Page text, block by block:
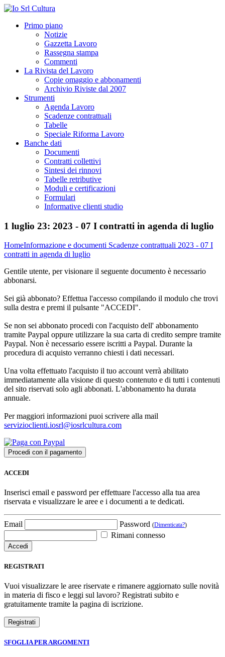
Primo piano
Notizie
Gazzetta Lavoro
Rassegna stampa
Commenti
La Rivista del Lavoro
Copie omaggio e abbonamenti
Archivio Riviste dal 2007
Strumenti
Agenda Lavoro
Scadenze contrattuali
Tabelle
Speciale Riforma Lavoro
Banche dati
Documenti
Contratti collettivi
Sintesi dei rinnovi
Tabelle retributive
Moduli e certificazioni
Formulari
Informative clienti studio
1 luglio 23: 2023 - 07 I contratti in agenda di luglio
HomeInformazione e documenti Scadenze contrattuali 2023 - 07 I
contratti in agenda di luglio
Gentile utente, per visionare il seguente documento è necessario
abbonarsi.
Sei già abbonato? Effettua l'accesso compilando il modulo che trovi
sulla destra e premi il pulsante "ACCEDI".
Se non sei abbonato procedi con l'acquisto dell' abbonamento
tramite Paypal oppure utilizzare la sua carta di credito sempre tramite
Paypal. Non è necessario essere iscritti a Paypal. Durante la
procedura di acquisto verranno chiesti i dati necessari.
Una volta effettuato l'acquisto il tuo account verrà abilitato
immediatamente alla visione di questo contenuto e di tutti i contenuti
del sito riservati solo agli abbonati. L'abbonamento ha durata
annuale.
Per maggiori informazioni puoi scrivere alla mail
servizioclienti.iosrl@iosrlcultura.com
ACCEDI
Inserisci email e password per effettuare l'accesso alla tua area
riservata e visualizzare le aree e i documenti a te dedicati.
Email Password (Dimenticata?)
Rimani connesso
REGISTRATI
Vuoi visualizzare le aree riservate e rimanere aggiornato sulle novità
in materia di fisco e leggi sul lavoro? Registrati subito e
gratuitamente tramite la pagina di iscrizione.
SFOGLIA PER ARGOMENTI